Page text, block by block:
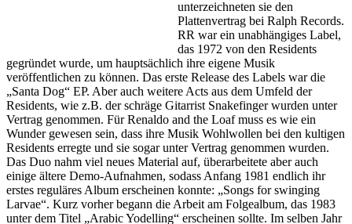
unterzeichneten sie den
Plattenvertrag bei Ralph Records.
RR war ein unabhängiges Label,
das 1972 von den Residents
gegründet wurde, um hauptsächlich ihre eigene Musik
veröffentlichen zu können. Das erste Release des Labels war die
„Santa Dog“ EP. Aber auch weitere Acts aus dem Umfeld der
Residents, wie z.B. der schräge Gitarrist Snakefinger wurden unter
Vertrag genommen. Für Renaldo and the Loaf muss es wie ein
Wunder gewesen sein, dass ihre Musik Wohlwollen bei den kultigen
Residents erregte und sie sogar unter Vertrag genommen wurden.
Das Duo nahm viel neues Material auf, überarbeitete aber auch
einige ältere Demo-Aufnahmen, sodass Anfang 1981 endlich ihr
erstes reguläres Album erscheinen konnte: „Songs for swinging
Larvae“. Kurz vorher begann die Arbeit am Folgealbum, das 1983
unter dem Titel „Arabic Yodelling“ erscheinen sollte. Im selben Jahr